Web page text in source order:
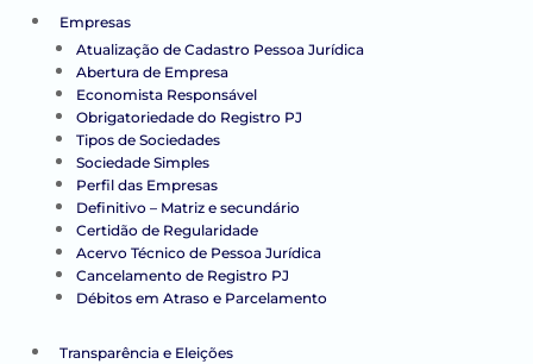
Empresas
Atualização de Cadastro Pessoa Jurídica
Abertura de Empresa
Economista Responsável
Obrigatoriedade do Registro PJ
Tipos de Sociedades
Sociedade Simples
Perfil das Empresas
Definitivo – Matriz e secundário
Certidão de Regularidade
Acervo Técnico de Pessoa Jurídica
Cancelamento de Registro PJ
Débitos em Atraso e Parcelamento
Transparência e Eleições